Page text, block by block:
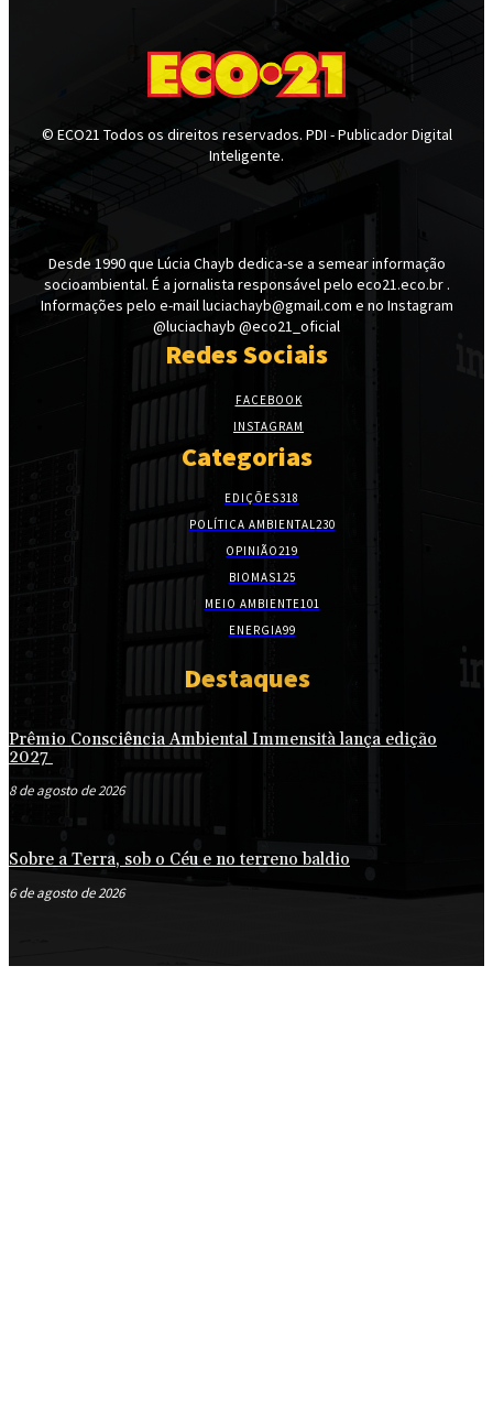
© ECO21 Todos os direitos reservados. PDI - Publicador Digital
Inteligente.
Desde 1990 que Lúcia Chayb dedica-se a semear informação
socioambiental. É a jornalista responsável pelo eco21.eco.br .
Informações pelo e-mail luciachayb@gmail.com e no Instagram
@luciachayb @eco21_oficial
Redes Sociais
FACEBOOK
INSTAGRAM
Categorias
EDIÇÕES318
POLÍTICA AMBIENTAL230
OPINIÃO219
BIOMAS125
MEIO AMBIENTE101
ENERGIA99
Destaques
Prêmio Consciência Ambiental Immensità lança edição
2027
8 de agosto de 2026
Sobre a Terra, sob o Céu e no terreno baldio
6 de agosto de 2026